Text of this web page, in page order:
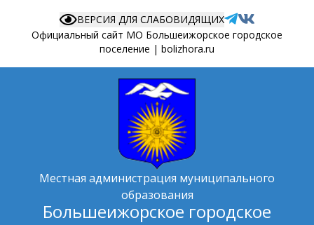
Официальный сайт МО Большеижорское городское
поселение | bolizhora.ru
ВЕРСИЯ ДЛЯ СЛАБОВИДЯЩИХ
Местная администрация муниципального
образования
Большеижорское городское